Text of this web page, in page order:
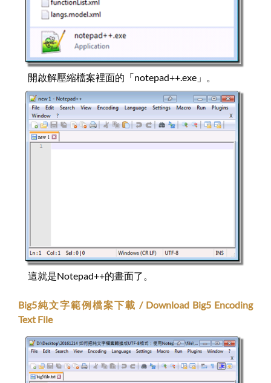
開啟解壓縮檔案裡面的「notepad++.exe」。
這就是Notepad++的畫面了。
Big5純文字範例檔案下載 / Download Big5 Encoding
Text File